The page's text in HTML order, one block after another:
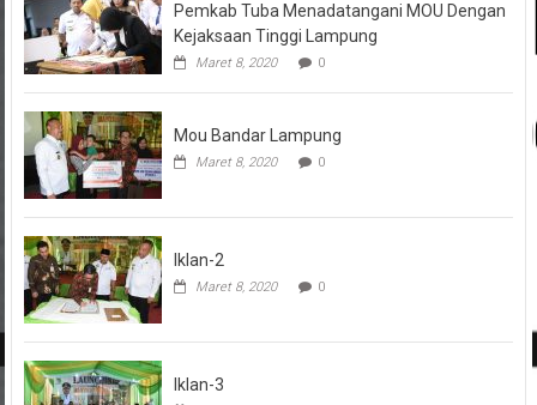
Pemkab Tuba Menadatangani MOU Dengan
Kejaksaan Tinggi Lampung
Maret 8, 2020 0
Mou Bandar Lampung
Maret 8, 2020 0
Iklan-2
Maret 8, 2020 0
Iklan-3